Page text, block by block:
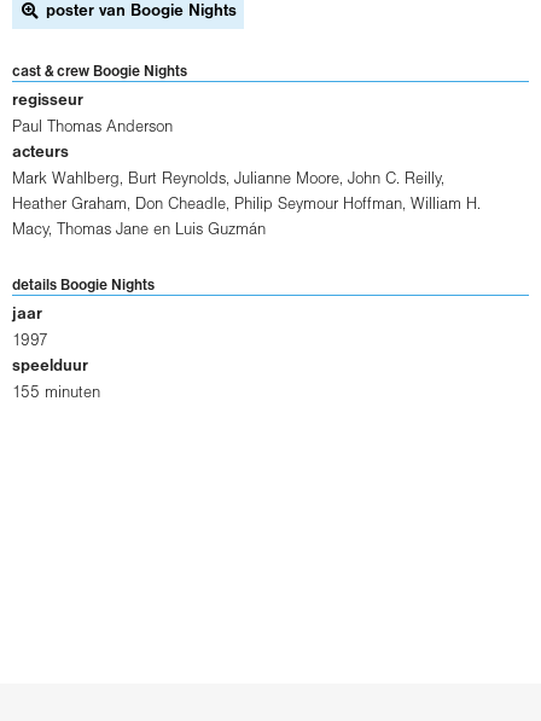
poster van Boogie Nights
cast & crew Boogie Nights
regisseur
Paul Thomas Anderson
acteurs
Mark Wahlberg, Burt Reynolds, Julianne Moore, John C. Reilly,
Heather Graham, Don Cheadle, Philip Seymour Hoffman, William H.
Macy, Thomas Jane en Luis Guzmán
details Boogie Nights
jaar
1997
speelduur
155 minuten